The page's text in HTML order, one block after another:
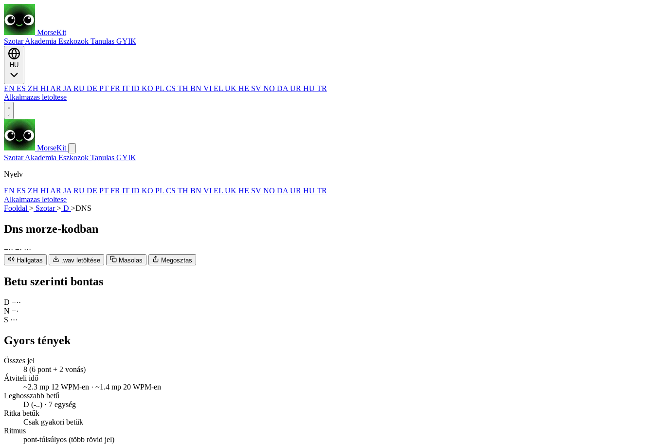
MorseKit
SzotarAkademia Eszkozok Tanulas GYIK
EN ES ZH HI AR JA RU DE PT FR IT ID KO PL CS TH BN VI EL UK HE SV NO DA UR HU TR
Alkalmazas letoltese
MorseKit
SzotarAkademia Eszkozok Tanulas GYIK
Nyelv
EN ES ZH HI AR JA RU DE PT FR IT ID KO PL CS TH BN VI EL UK HE SV NO DA UR HU TR
Alkalmazas letoltese
Fooldal > Szotar> D >DNS
Dns morze-kodban
−·· −· ···
Hallgatas .wav letöltése Masolas Megosztas
Betu szerinti bontas
D −··
N −·
S ···
Gyors tények
Összes jel
8 (6 pont + 2 vonás)
Átviteli idő
~2.3 mp 12 WPM-en · ~1.4 mp 20 WPM-en
Leghosszabb betű
D (-..) · 7 egység
Ritka betűk
Csak gyakori betűk
Ritmus
pont-túlsúlyos (több rövid jel)